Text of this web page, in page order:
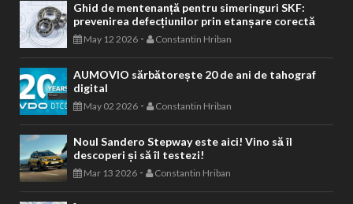
Ghid de mentenanță pentru simeringuri SKF:
prevenirea defecțiunilor prin etanșare corectă
May 12 2026 - Constantin Hriban
AUMOVIO sărbătorește 20 de ani de tahograf
digital
May 02 2026 - Constantin Hriban
Noul Sandero Stepway este aici! Vino să îl
descoperi și să îl testezi!
Mar 13 2026 - Constantin Hriban